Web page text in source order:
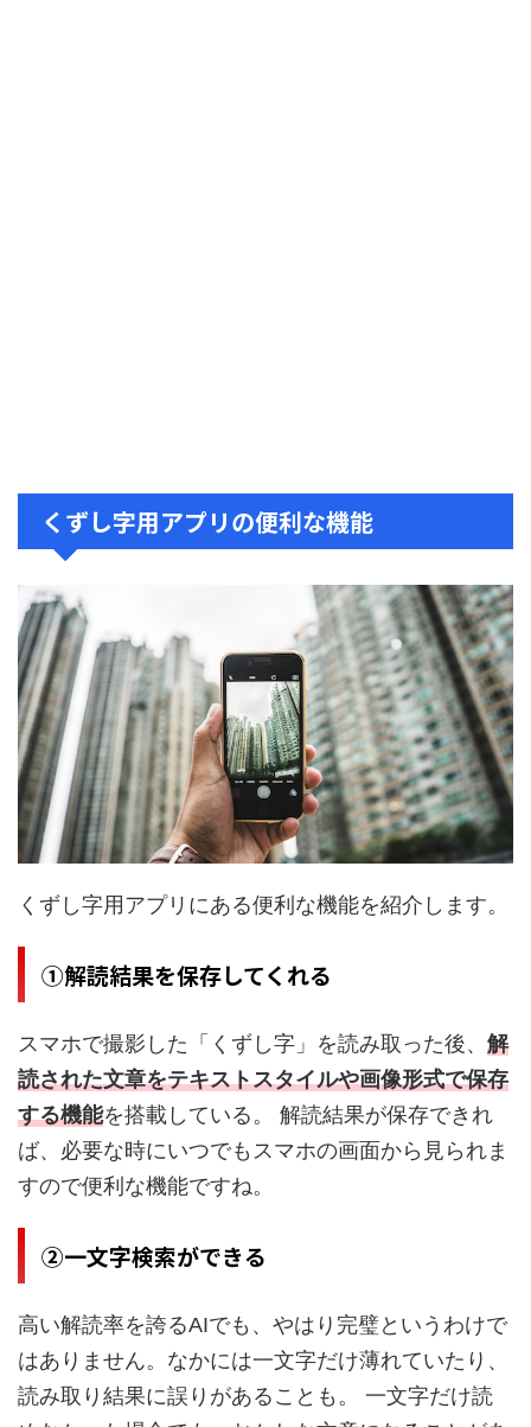
くずし字用アプリの便利な機能
くずし字用アプリにある便利な機能を紹介します。
①解読結果を保存してくれる
スマホで撮影した「くずし字」を読み取った後、 解
読された文章をテキストスタイルや画像形式で保存
する機能を搭載している。
解読結果が保存できれ
ば、必要な時にいつでもスマホの画面から見られま
すので便利な機能ですね。
②一文字検索ができる
高い解読率を誇るAIでも、やはり完璧というわけで
はありません。なかには一文字だけ薄れていたり、
読み取り結果に誤りがあることも。
一文字だけ読